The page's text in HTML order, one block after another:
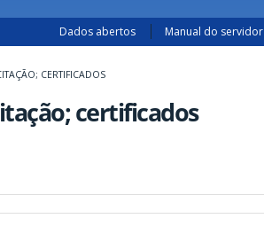
Dados abertos Manual do servidor
CERTIFICADOS
certificados